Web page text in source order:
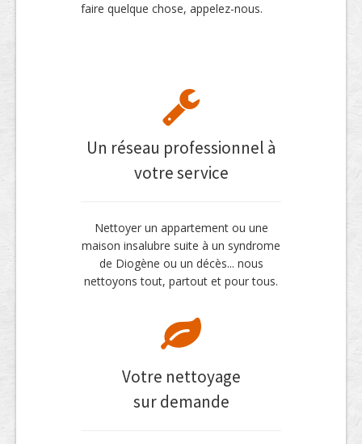
faire quelque chose, appelez-nous.
Un réseau professionnel à
votre service
Nettoyer un appartement ou une
maison insalubre suite à un syndrome
de Diogène ou un décès... nous
nettoyons tout, partout et pour tous.
Votre nettoyage
sur demande